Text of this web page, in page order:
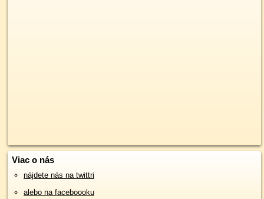
Viac o nás
nájdete nás na twittri
alebo na faceboooku